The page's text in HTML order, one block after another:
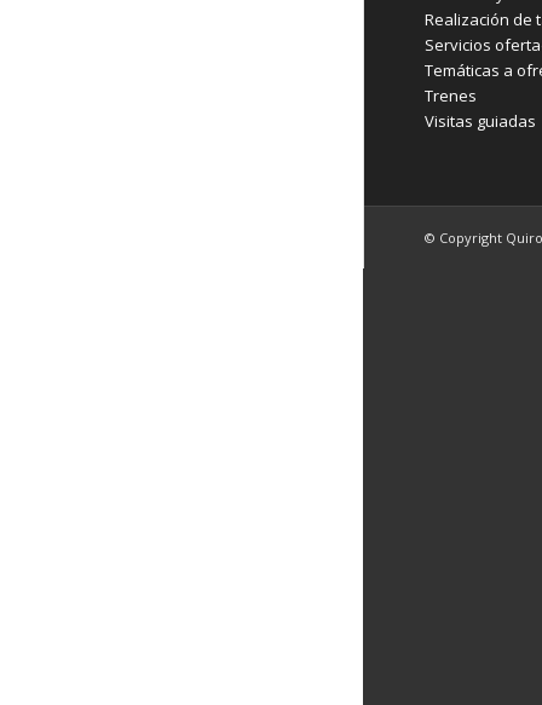
Realización de
Servicios
Temáticas a
Trenes
Visitas guiadas
© Copyright